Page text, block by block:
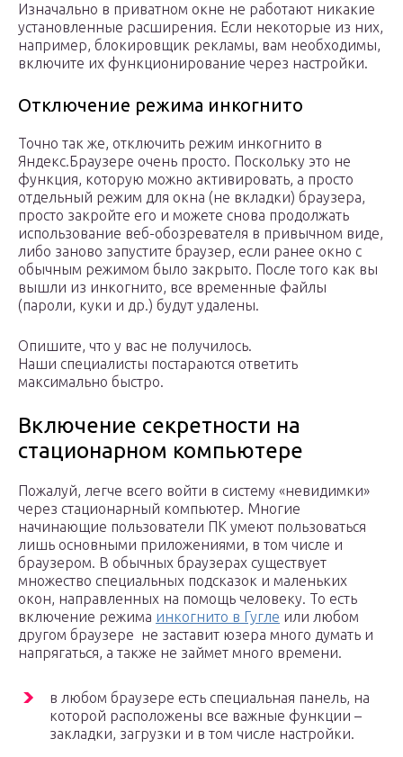
Изначально в приватном окне не работают никакие
установленные расширения. Если некоторые из них,
например, блокировщик рекламы, вам необходимы,
включите их функционирование через настройки.
Отключение режима инкогнито
Точно так же, отключить режим инкогнито в
Яндекс.Браузере очень просто. Поскольку это не
функция, которую можно активировать, а просто
отдельный режим для окна (не вкладки) браузера,
просто закройте его и можете снова продолжать
использование веб-обозревателя в привычном виде,
либо заново запустите браузер, если ранее окно с
обычным режимом было закрыто. После того как вы
вышли из инкогнито, все временные файлы
(пароли, куки и др.) будут удалены.
Опишите, что у вас не получилось.
Наши специалисты постараются ответить
максимально быстро.
Включение секретности на
стационарном компьютере
Пожалуй, легче всего войти в систему «невидимки»
через стационарный компьютер. Многие
начинающие пользователи ПК умеют пользоваться
лишь основными приложениями, в том числе и
браузером. В обычных браузерах существует
множество специальных подсказок и маленьких
окон, направленных на помощь человеку. То есть
включение режима инкогнито в Гугле или любом
другом браузере не заставит юзера много думать и
напрягаться, а также не займет много времени.
в любом браузере есть специальная панель, на
которой расположены все важные функции –
закладки, загрузки и в том числе настройки.